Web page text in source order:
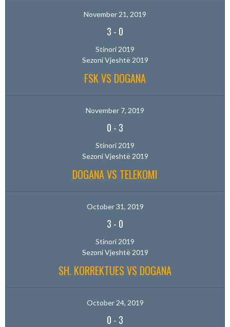
November 21, 2019
3 - 0
Stinori 2019
Sezoni Vjeshtë 2019
FSK VS DOGANA
November 7, 2019
0 - 3
Stinori 2019
Sezoni Vjeshtë 2019
DOGANA VS TELEKOMI
October 31, 2019
3 - 0
Stinori 2019
Sezoni Vjeshtë 2019
SH. KORREKTUES VS DOGANA
October 24, 2019
0 - 3